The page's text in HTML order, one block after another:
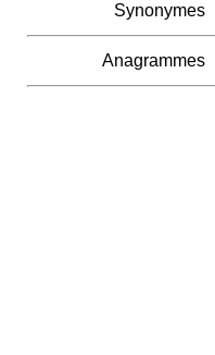
Synonymes
Anagrammes